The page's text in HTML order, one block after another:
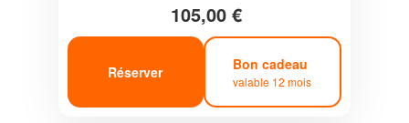
105,00 €
Réserver Bon cadeau
valable 12 mois